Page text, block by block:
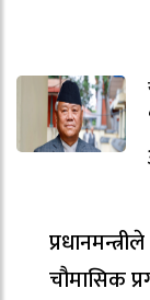
चौमासिक